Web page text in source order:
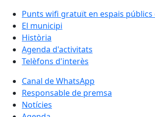
Punts wifi gratuït en espais
El municipi
Història
Agenda d'activitats
Telèfons d'interès
Canal de WhatsApp
Responsable de premsa
Notícies